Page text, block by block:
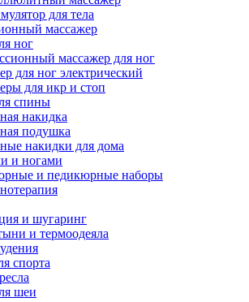
для тела
массажер
ног
массажер для ног
для ног электрический
для икр и стоп
спины
накидка
подушка
накидки для дома
и ногами
и педикюрные наборы
и шугаринг
и термоодеяла
спорта
шеи